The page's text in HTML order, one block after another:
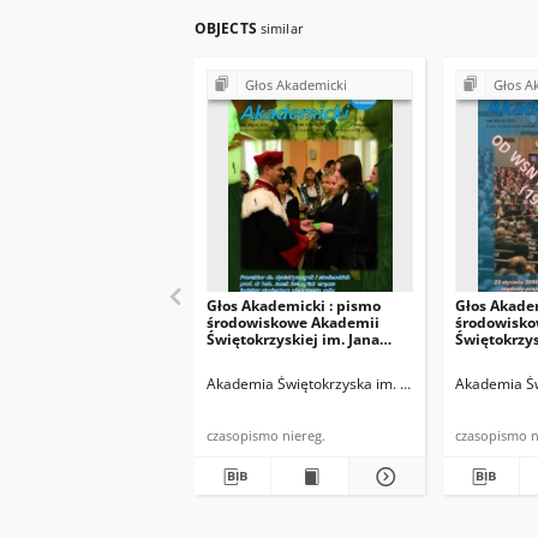
OBJECTS similar
Głos Akademicki
Głos Akademicki : pismo
środowiskowe Akademii
Świętokrzyskiej im. Jana
2007, R. XIV, nr 3 (52) :
listopad 2007
Akademia Świętokrzyska im. Jana
czasopismo niereg.
Głos
Głos
2008, R.
2008
Akademia